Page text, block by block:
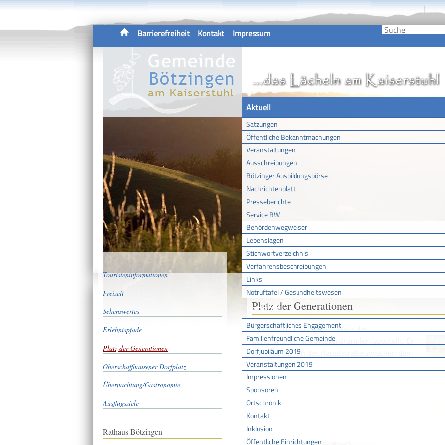
Barrierefreiheit Kontakt Impressum
Aktuell
Satzungen
Öffentliche Bekanntmachungen
Veranstaltungen
Ausschreibungen
Bötzinger Ausbildungsbörse
Nachrichtenblatt
Presseberichte
Service BW
Behördenwegweiser
Lebenslagen
Stichwortverzeichnis
Verfahrensbeschreibungen
Links
Notruftafel / Gesundheitswesen
Gemeinde
Bürgerschaftliches Engagement
Familienfreundliche Gemeinde
Dorfjubiläum 2019
Veranstaltungen 2019
Impressionen
Sponsoren
Ortschronik
Kontakt
Inklusion
Öffentliche Einrichtungen
Touristeninformationen
Freizeit
Sehenswertes
Erlebnispfade
Platz der Generationen
Oberschaffhausener Dorfplatz
Übernachtung/Gastronomie
Ausflugsziele
Rathaus Bötzingen
Sie sind hier:Startseite /Tourismus /Platz der
Platz der Generationen
Im Jahr 2021 wurde der „Platz der
Generationen“ im Ortszentrum fertiggestellt. Er
befindet sich in der Hauptstraße zwischen dem
Rathaus und der Tagespflegeeinrichtung der
Kirchlichen Sozialstation Nördlicher Breisgau
e.V., für die Gemeinde im Anschluss an den
öffentlichen Platz eine Fläche als Demenzgarten
kostenfrei zur Verfügung gestellt hat.